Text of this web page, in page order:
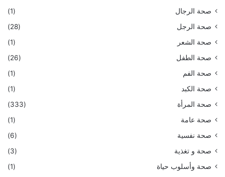
صحة الرجال
(1)
صحة الرجل
(28)
صحة الشعر
(1)
صحة الطفل
(26)
صحة الفم
(1)
صحة الكبد
(1)
صحة المرأة
(333)
صحة عامة
(1)
صحة نفسية
(6)
صحة و تغذية
(3)
صحة وأسلوب حياة
(1)